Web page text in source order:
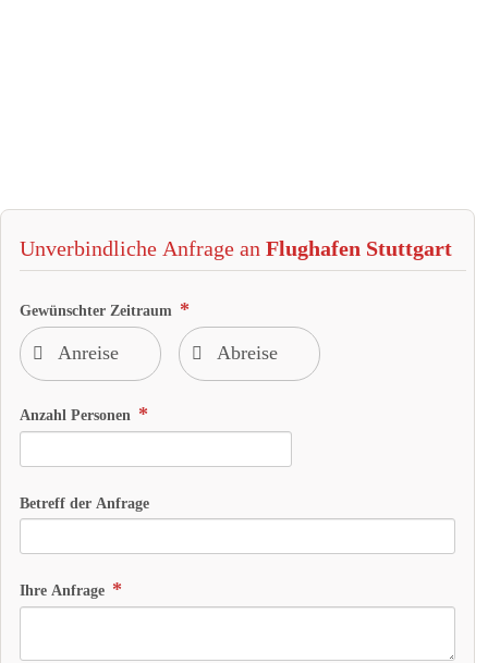
Unverbindliche Anfrage an Flughafen Stuttgart
Gewünschter Zeitraum
Anzahl Personen
Betreff der Anfrage
Ihre Anfrage